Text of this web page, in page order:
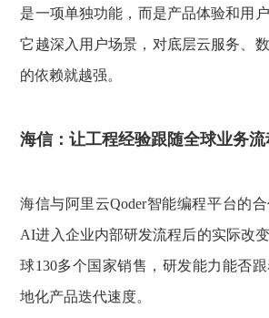
是一项单独功能，而是产品体验和用
它越深入用户场景，对底层云服务、
的依赖就越强。
海信：让工程经验跟随全球业务流
海信与阿里云Qoder智能编程平台的
AI进入企业内部研发流程后的实际改
球130多个国家销售，研发能力能否
地化产品迭代速度。